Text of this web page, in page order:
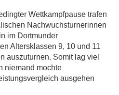
Wettkampfpause trafen
Nachwuchsturnerinnen
im Dortmunder
Altersklassen 9, 10 und 11
auszuturnen. Somit lag viel
niemand mochte
ausgehen